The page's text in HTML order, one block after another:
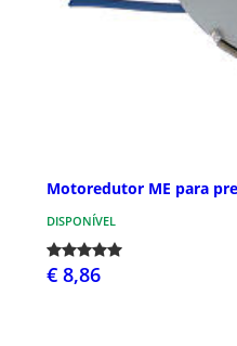
Motoredutor ME para
DISPONÍVEL
€ 8,86